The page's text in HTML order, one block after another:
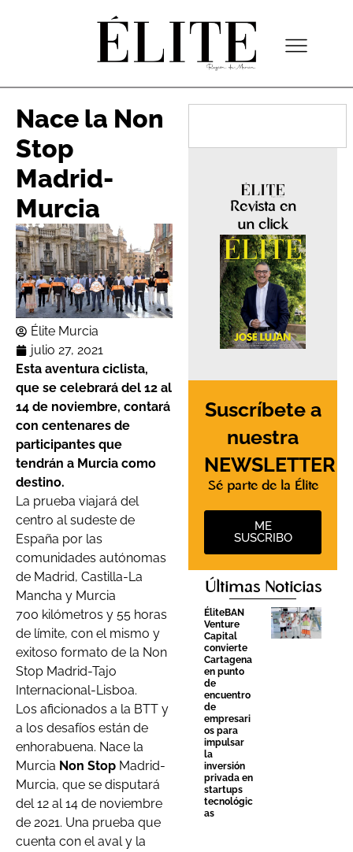
Nace la Non
Stop
Madrid-
Murcia
Élite Murcia
julio 27, 2021
Esta aventura ciclista,
que se celebrará del 12 al
14 de noviembre, contará
con centenares de
participantes que
tendrán a Murcia como
destino.
La prueba viajará del
centro al sudeste de
España por las
comunidades autónomas
de Madrid, Castilla-La
Mancha y Murcia
700 kilómetros y 55 horas
de límite, con el mismo y
exitoso formato de la Non
Stop Madrid-Tajo
Internacional-Lisboa.
Los aficionados a la BTT y
a los desafíos están de
enhorabuena. Nace la
Murcia Non Stop Madrid-
Murcia, que se disputará
del 12 al 14 de noviembre
de 2021. Una prueba que
cuenta con el aval y la
Revista en
un click
Suscríbete a
nuestra
NEWSLETTER
Sé parte de la Élite
ME
SUSCRIBO
Últimas Noticias
ÉliteBAN
Venture
Capital
convierte
Cartagena
en punto
de
encuentro
de
empresari
os para
impulsar
la
inversión
privada en
startups
tecnológic
as